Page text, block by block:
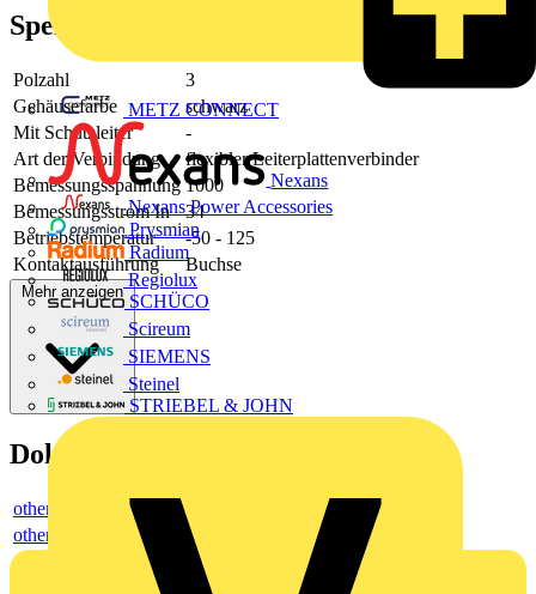
METZ CONNECT
Nexans
Nexans Power Accessories
Prysmian
Radium
Regiolux
SCHÜCO
Scireum
SIEMENS
Steinel
STRIEBEL & JOHN
Spezifikationen
Polzahl
3
Gehäusefarbe
schwarz
Mit Schutzleiter
-
Art der Verbindung
flexibler Leiterplattenverbinder
Bemessungsspannung 1000
Bemessungsstrom In
34
Betriebstemperatur
-50 - 125
Kontaktausführung
Buchse
Mehr anzeigen
Dokumente
others
others